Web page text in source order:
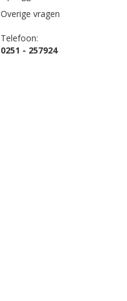
Overige vragen
Telefoon:
0251 - 257924